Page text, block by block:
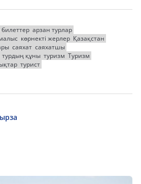
арзан турлар
көрнекті жерлер Қазақстан
саяхат саяхатшы
турдың құны туризм Туризм
турист